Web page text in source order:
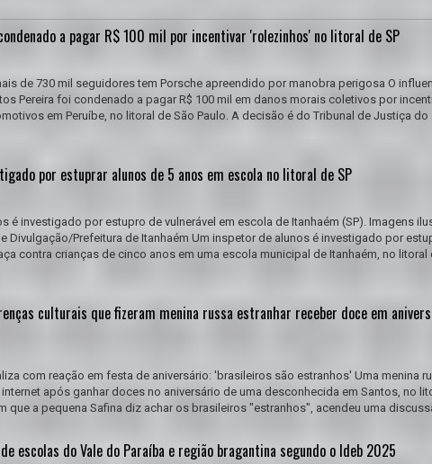
a pagar R$ 100 mil por incentivar 'rolezinhos' no litoral de SP
de 730 mil seguidores tem Porsche apreendido por manobra perigosa O
Pereira foi condenado a pagar R$ 100 mil em danos morais coletivos por
em Peruíbe, no litoral de São Paulo. A decisão é do Tribunal de Justiça do
por estuprar alunos de 5 anos em escola no litoral de SP
é investigado por estupro de vulnerável em escola de Itanhaém (SP). Imagens
Divulgação/Prefeitura de Itanhaém Um inspetor de alunos é investigado por
contra crianças de cinco anos em uma escola municipal de Itanhaém, no litoral
culturais que fizeram menina russa estranhar receber doce em
com reação em festa de aniversário: 'brasileiros são estranhos' Uma menina
após ganhar doces no aniversário de uma desconhecida em Santos, no
que a pequena Safina diz achar os brasileiros "estranhos", acendeu uma
escolas do Vale do Paraíba e região bragantina segundo o Ideb 2025